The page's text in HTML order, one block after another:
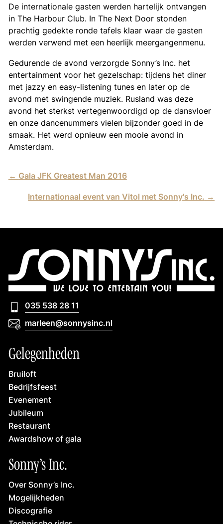
De internationale gasten werden hartelijk ontvangen
in The Harbour Club. In The Next Door stonden
prachtig gedekte ronde tafels klaar waar de gasten
werden verwend met een heerlijk meergangenmenu.
Gedurende de avond verzorgde Sonny’s Inc. het
entertainment voor het gezelschap: tijdens het diner
met jazzy en easy-listening tunes en later op de
avond met swingende muziek. Rusland was deze
avond het sterkst vertegenwoordigd op de dansvloer
en onze dancenummers vielen bijzonder goed in de
smaak. Het werd opnieuw een mooie avond in
Amsterdam.
← Gala JFK Greatest Man 2016
Internationaal event van Vitol met Sonny's Inc. →
035 538 28 11
035 538 28 11
marleen@sonnysinc.nl
Gelegenheden
Bruiloft
Bedrijfsfeest
Evenement
Jubileum
Restaurant
Awardshow of gala
Sonny’s Inc.
Over Sonny’s Inc.
Mogelijkheden
Discografie